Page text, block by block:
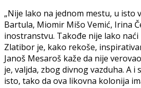
„Nije lako na jednom mestu, u isto
Bartula, Miomir Mišo Vemić, Irina
inostranstvu. Takođe nije lako
Zlatibor je, kako rekoše,
Janoš Mesaroš kaže da nije
je, valjda, zbog divnog vazduha.
isto, tako da ova likovna kolonija